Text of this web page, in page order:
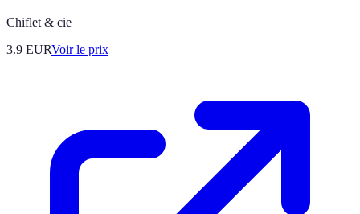
Chiflet & cie
3.9 EURVoir le prix